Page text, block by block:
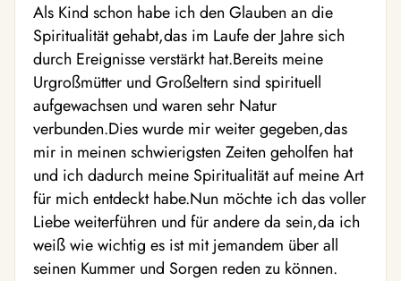
Als Kind schon habe ich den Glauben an die
Spiritualität gehabt,das im Laufe der Jahre sich
durch Ereignisse verstärkt hat.Bereits meine
Urgroßmütter und Großeltern sind spirituell
aufgewachsen und waren sehr Natur
verbunden.Dies wurde mir weiter gegeben,das
mir in meinen schwierigsten Zeiten geholfen hat
und ich dadurch meine Spiritualität auf meine Art
für mich entdeckt habe.Nun möchte ich das voller
Liebe weiterführen und für andere da sein,da ich
weiß wie wichtig es ist mit jemandem über all
seinen Kummer und Sorgen reden zu können.